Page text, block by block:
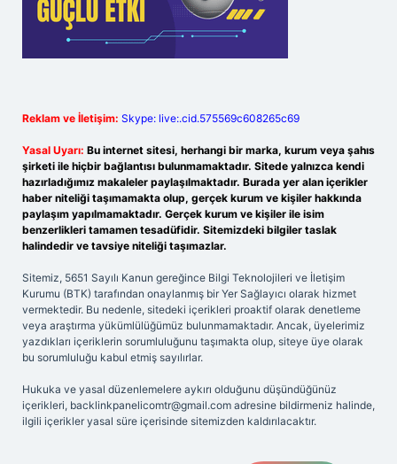
Reklam ve İletişim: Skype: live:.cid.575569c608265c69
Yasal Uyarı: Bu internet sitesi, herhangi bir marka, kurum veya şahıs
şirketi ile hiçbir bağlantısı bulunmamaktadır. Sitede yalnızca kendi
hazırladığımız makaleler paylaşılmaktadır. Burada yer alan içerikler
haber niteliği taşımamakta olup, gerçek kurum ve kişiler hakkında
paylaşım yapılmamaktadır. Gerçek kurum ve kişiler ile isim
benzerlikleri tamamen tesadüfidir. Sitemizdeki bilgiler taslak
halindedir ve tavsiye niteliği taşımazlar.
Sitemiz, 5651 Sayılı Kanun gereğince Bilgi Teknolojileri ve İletişim
Kurumu (BTK) tarafından onaylanmış bir Yer Sağlayıcı olarak hizmet
vermektedir. Bu nedenle, sitedeki içerikleri proaktif olarak denetleme
veya araştırma yükümlülüğümüz bulunmamaktadır. Ancak, üyelerimiz
yazdıkları içeriklerin sorumluluğunu taşımakta olup, siteye üye olarak
bu sorumluluğu kabul etmiş sayılırlar.
Hukuka ve yasal düzenlemelere aykırı olduğunu düşündüğünüz
içerikleri, backlinkpanelicomtr@gmail.com adresine bildirmeniz halinde,
ilgili içerikler yasal süre içerisinde sitemizden kaldırılacaktır.